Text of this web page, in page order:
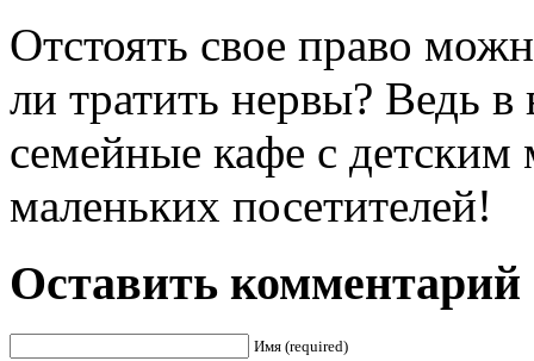
Отстоять свое право
ли тратить нервы? Ведь в
семейные кафе с
маленьких посетителей!
Оставить комментарий
Имя (required)